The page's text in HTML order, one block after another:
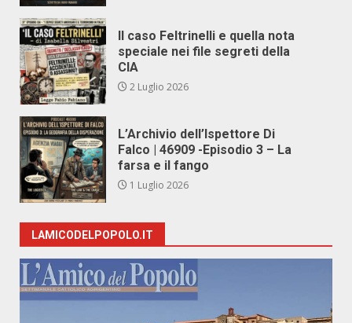
Il caso Feltrinelli e quella nota
speciale nei file segreti della
CIA
2 Luglio 2026
L’Archivio dell’Ispettore Di
Falco | 46909 -Episodio 3 – La
farsa e il fango
1 Luglio 2026
LAMICODELPOPOLO.IT